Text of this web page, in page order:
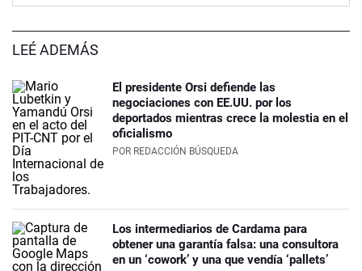
LEÉ ADEMÁS
El presidente Orsi defiende las
negociaciones con EE.UU. por los
deportados mientras crece la molestia en el
oficialismo
POR REDACCIÓN BÚSQUEDA
Los intermediarios de Cardama para
obtener una garantía falsa: una consultora
en un ‘cowork’ y una que vendía ‘pallets’